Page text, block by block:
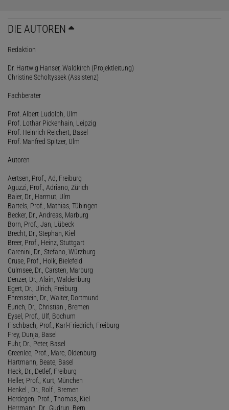
DIE AUTOREN
Redaktion
Dr. Hartwig Hanser, Waldkirch (Projektleitung)
Christine Scholtyssek (Assistenz)
Fachberater
Prof. Albert Ludolph, Ulm
Prof. Lothar Pickenhain, Leipzig
Prof. Heinrich Reichert, Basel
Prof. Manfred Spitzer, Ulm
Autoren
Aertsen, Prof., Ad, Freiburg
Aguzzi, Prof., Adriano, Zürich
Baier, Dr., Harmut, Ulm
Bartels, Prof., Mathias, Tübingen
Becker, Dr., Andreas, Marburg
Born, Prof., Jan, Lübeck
Brecht, Dr., Stephan, Kiel
Breer, Prof., Heinz, Stuttgart
Carenini, Dr., Stefano, Würzburg
Cruse, Prof., Holk, Bielefeld
Culmsee, Dr., Carsten, Marburg
Denzer, Dr., Alain, Waldenburg
Egert, Dr., Ulrich, Freiburg
Ehrenstein, Dr., Walter, Dortmund
Eurich, Dr., Christian , Bremen
Eysel, Prof., Ulf, Bochum
Fischbach, Prof., Karl-Friedrich, Freiburg
Frey, Dunja, Basel
Fuhr, Dr., Peter, Basel
Greenlee, Prof., Marc, Oldenburg
Hartmann, Beate, Basel
Heck, Dr., Detlef, Freiburg
Heller, Prof., Kurt, München
Henkel , Dr., Rolf , Bremen
Herdegen, Prof., Thomas, Kiel
Herrmann, Dr., Gudrun, Bern